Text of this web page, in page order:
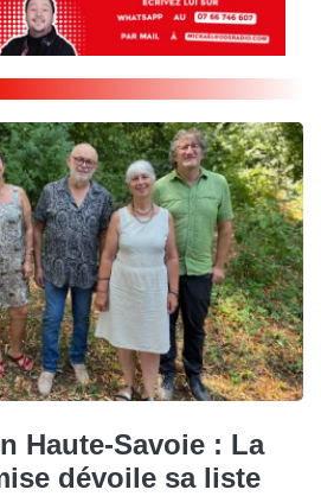
Haute-Savoie : La
dévoile sa liste